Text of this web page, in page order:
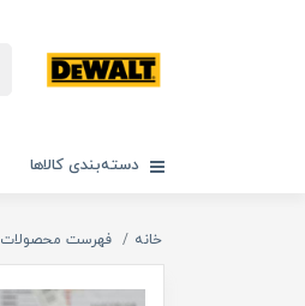
دسته‌بندی کالاها
خانه فهرست محصولات